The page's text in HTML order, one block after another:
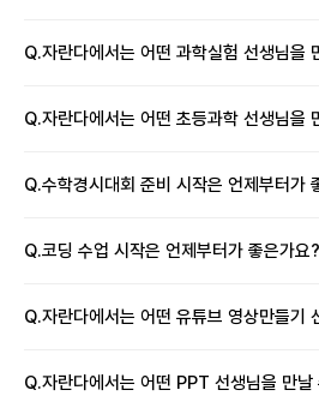
Q.자란다에서는 어떤 과학실험 선생님을
Q.자란다에서는 어떤 초등과학 선생님을
Q.수학경시대회 준비 시작은 언제부터가
Q.코딩 수업 시작은 언제부터가 좋은가요?
Q.자란다에서는 어떤 유튜브 영상만들기
Q.자란다에서는 어떤 PPT 선생님을 만날